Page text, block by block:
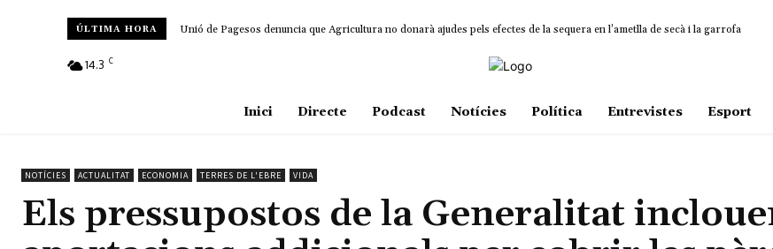
ÚLTIMA HORA Unió de Pagesos denuncia que Agricultura no donarà ajudes pels efectes de la sequera en l’ametlla de secà i la garrofa
14.3 C
Inici Directe Podcast Notícies Política Entrevistes Esport
NOTÍCIES ACTUALITAT ECONOMIA TERRES DE L'EBRE VIDA
Els pressupostos de la Generalitat